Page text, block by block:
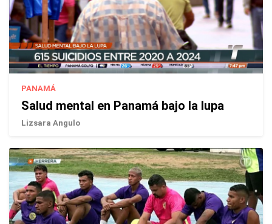
PANAMÁ
Salud mental en Panamá bajo la lupa
Lizsara Angulo